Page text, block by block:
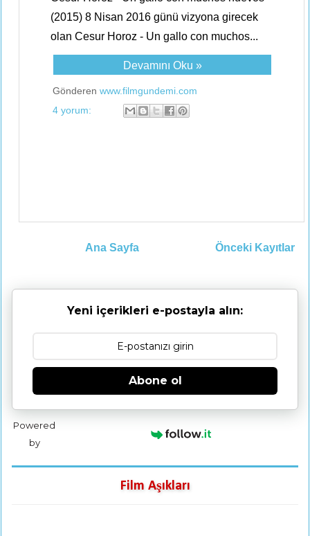
(2015) 8 Nisan 2016 günü vizyona girecek
olan Cesur Horoz - Un gallo con muchos...
Devamını Oku »
Gönderen www.filmgundemi.com
4 yorum:
Önceki Kayıtlar
Ana Sayfa
Yeni içerikleri e-postayla alın:
Abone ol
Powered
by
Film Aşıkları